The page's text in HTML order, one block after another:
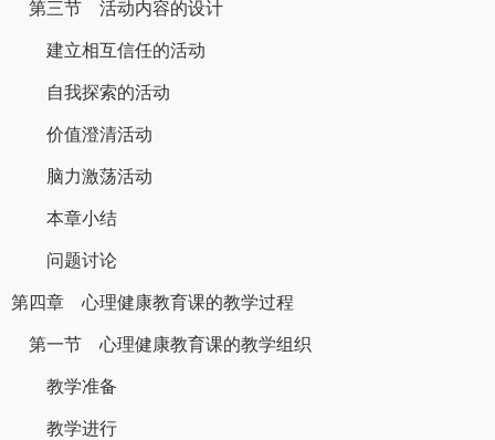
第三节 活动内容的设计
建立相互信任的活动
自我探索的活动
价值澄清活动
脑力激荡活动
本章小结
问题讨论
第四章 心理健康教育课的教学过程
第一节 心理健康教育课的教学组织
教学准备
教学进行